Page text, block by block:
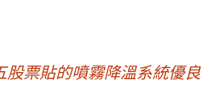
股票貼的噴霧降溫系統優良